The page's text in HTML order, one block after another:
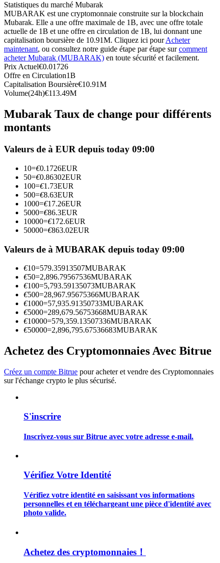
Copie de Trading
Rejoignez les meilleurs traders
Devenez un trader de copie
Profitez du partage des bénéfices et des commissions de copy
trading
Information
commerciales, etc.
Statistiques du marché Mubarak
MUBARAK est une cryptomonnaie construite sur la blockchain
Mubarak. Elle a une offre maximale de 1B, avec une offre totale
actuelle de 1B et une offre en circulation de 1B, lui donnant une
capitalisation boursière de 10.91M. Cliquez ici pourAcheter
maintenant, ou consultez notre guide étape par étape surcomment
acheter Mubarak (MUBARAK) en toute sécurité et facilement.
Prix Actuel€0.01726
Offre en Circulation1B
Capitalisation Boursière€10.91M
Volume(24h)€113.49M
Mubarak Taux de change pour différents
montants
Valeurs de à EUR depuis today 09:00
10=€0.1726EUR
50=€0.86302EUR
100=€1.73EUR
500=€8.63EUR
1000=€17.26EUR
5000=€86.3EUR
10000=€172.6EUR
50000=€863.02EUR
Valeurs de à MUBARAK depuis today 09:00
€10=579.35913507MUBARAK
€50=2,896.79567536MUBARAK
€100=5,793.59135073MUBARAK
€500=28,967.95675366MUBARAK
€1000=57,935.91350733MUBARAK
€5000=289,679.56753668MUBARAK
€10000=579,359.13507336MUBARAK
€50000=2,896,795.67536683MUBARAK
Achetez des Cryptomonnaies Avec Bitrue
Créez un compte Bitrue pour acheter et vendre des Cryptomonnaies
sur l'échange crypto le plus sécurisé.
S'inscrire
Inscrivez-vous sur Bitrue avec votre adresse e-mail.
Vérifiez Votre Identité
Vérifiez votre identité en saisissant vos informations
personnelles et en téléchargeant une pièce d'identité avec
photo valide.
Achetez des cryptomonnaies！